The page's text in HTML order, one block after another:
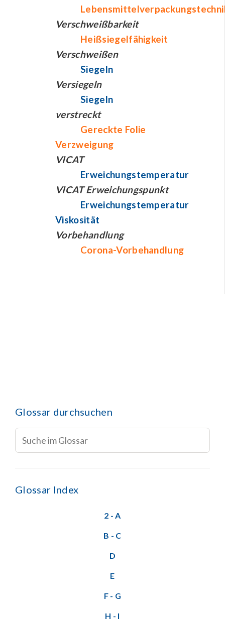
Verschweißbarkeit
Heißsiegelfähigkeit
Verschweißen
Siegeln
Versiegeln
Siegeln
verstreckt
Gereckte Folie
Verzweigung
VICAT
Erweichungstemperatur
VICAT Erweichungspunkt
Erweichungstemperatur
Viskosität
Vorbehandlung
Corona-Vorbehandlung
Glossar durchsuchen
Glossar Index
2 - A
B - C
D
E
F - G
H - I